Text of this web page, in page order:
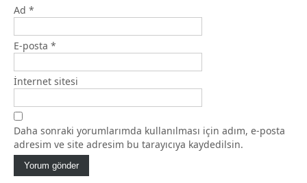
Ad *
E-posta *
İnternet sitesi
Daha sonraki yorumlarımda kullanılması için adım, e-posta
adresim ve site adresim bu tarayıcıya kaydedilsin.